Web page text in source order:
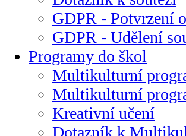
GDPR - Potvrzení
GDPR - Udělení
Programy do škol
Multikulturní
Multikulturní
Kreativní učení